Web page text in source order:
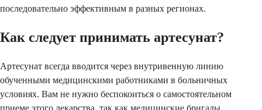
последовательно эффективным в разных регионах.
Как следует принимать артесунат?
Артесунат всегда вводится через внутривенную линию
обученными медицинскими работниками в больничных
условиях. Вам не нужно беспокоиться о самостоятельном